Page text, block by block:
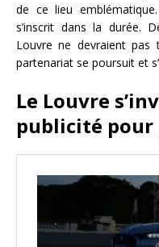
de ce lieu
s’inscrit dans la durée.
Louvre ne devraient pas
partenariat se poursuit et
Le Louvre
publicité pour